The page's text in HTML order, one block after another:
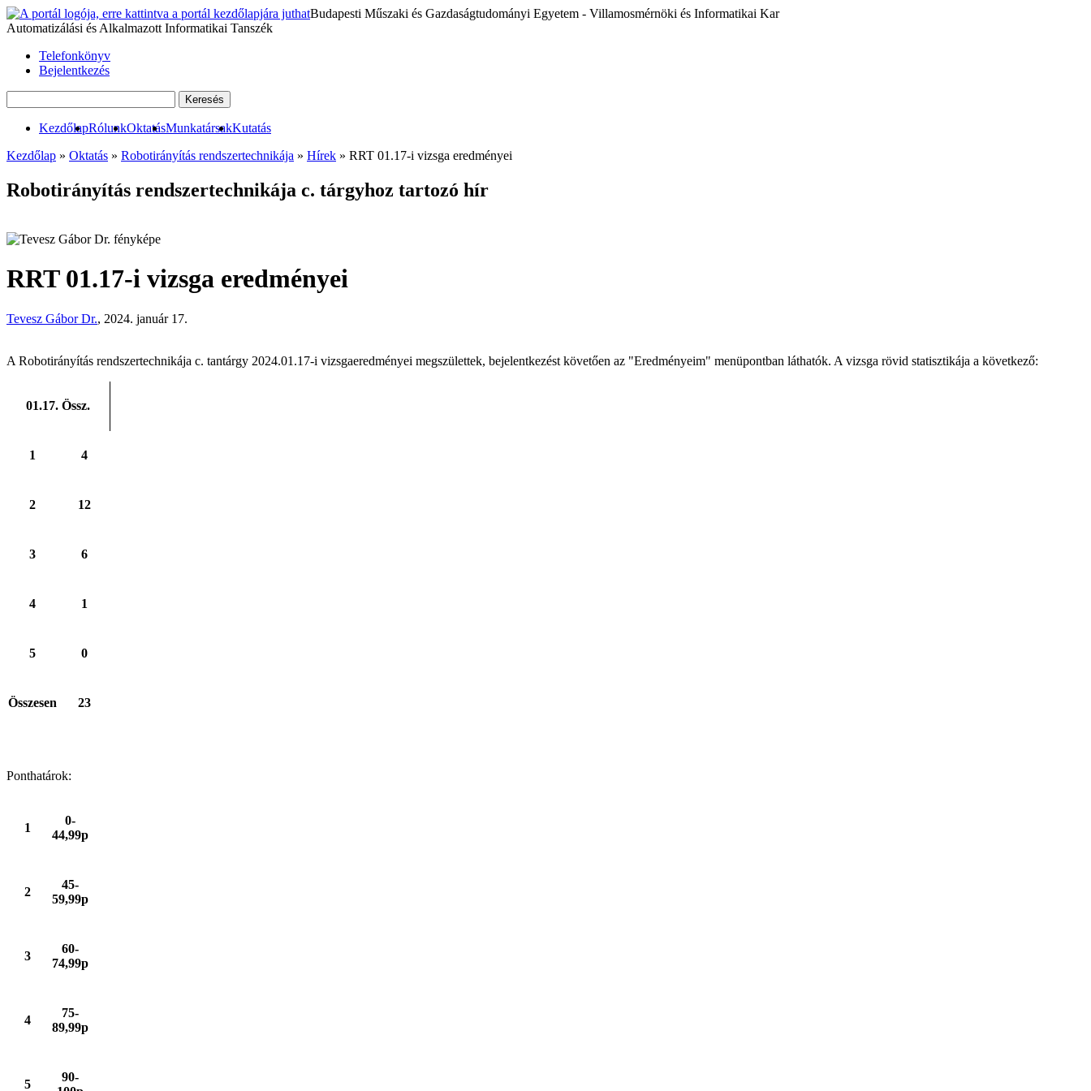
Budapesti Műszaki és Gazdaságtudományi Egyetem - Villamosmérnöki és Informatikai Kar
Automatizálási és Alkalmazott Informatikai Tanszék
Telefonkönyv
Bejelentkezés
KezdőlapRólunkOktatásMunkatársakKutatás
Kezdőlap » Oktatás » Robotirányítás rendszertechnikája » Hírek » RRT 01.17-i vizsga eredményei
Robotirányítás rendszertechnikája c. tárgyhoz tartozó hír
RRT 01.17-i vizsga eredményei
Tevesz Gábor Dr., 2024. január 17.
A Robotirányítás rendszertechnikája c. tantárgy 2024.01.17-i vizsgaeredményei megszülettek, bejelentkezést követően az "Eredményeim" menüpontban láthatók. A vizsga rövid statisztikája a következő:
01.17. Össz.
1 4
2 12
3 6
4 1
5 0
Összesen 23
Ponthatárok:
1
0-
44,99p
2
45-
59,99p
3
60-
74,99p
4
75-
89,99p
5
90-